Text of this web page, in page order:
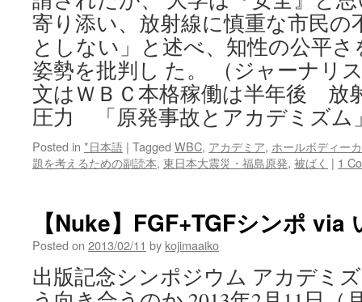
寄り添い、放射線に慎重な市民の
としない」と述べ、知性の公平
姿勢を批判し た。 （ジャーナリ
文はＷＢＣ本格稼働は半年後 放
圧力 「原発事故とアカデミズム
Posted in *日本語 | Tagged WBC, アカデミア, ホールボディー
題を考えるための副読本, 東日本大震災・福島原発, 被ばく | 1
【Nuke】FGF+TGFシンポ via
Posted on 2013/02/11 by kojimaaiko
出版記念シンポジウム アカデミ